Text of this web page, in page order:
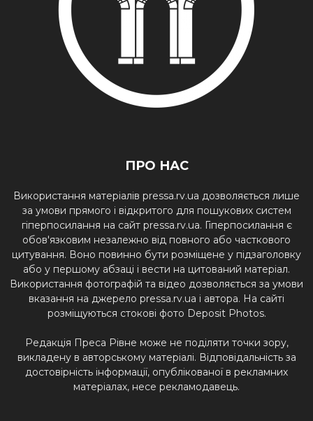
ПРО НАС
Використання матеріалів pressa.rv.ua дозволяється лише
за умови прямого і відкритого для пошукових систем
гіперпосилання на сайт pressa.rv.ua. Гіперпосилання є
обов'язковим незалежно від повного або часткового
цитування. Воно повинно бути розміщене у підзаголовку
або у першому абзаці і вести на цитований матеріал.
Використання фотографій та відео дозволяється за умови
вказання на джерело pressa.rv.ua і автора. На сайті
розміщуються стокові фото Deposit Photos.
Редакція Преса Рівне може не поділяти точки зору,
викладену в авторському матеріалі. Відповідальність за
достовірність інформації, опублікованої в рекламних
матеріалах, несе рекламодавець.